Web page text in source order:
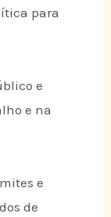
para
e
e na
e
de